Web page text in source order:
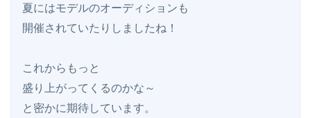
夏にはモデルのオーディションも
開催されていたりしましたね！
これからもっと
盛り上がってくるのかな～
と密かに期待しています。